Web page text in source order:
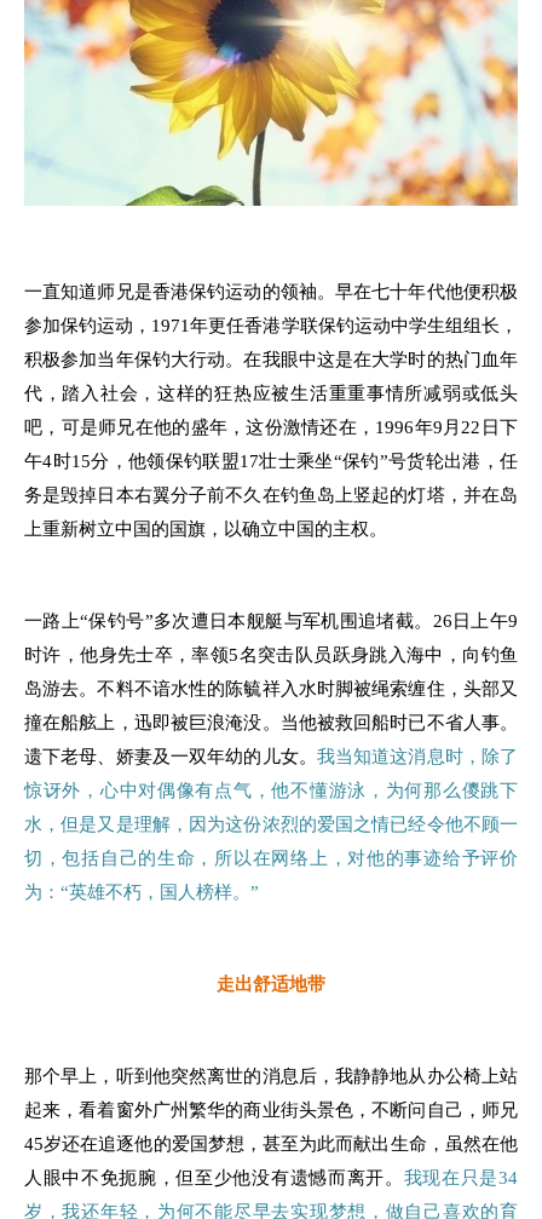
一直知道师兄是香港保钓运动的领袖。早在七十年代他便积极
参加保钓运动，1971年更任香港学联保钓运动中学生组组长，
积极参加当年保钓大行动。在我眼中这是在大学时的热门血年
代，踏入社会，这样的狂热应被生活重重事情所减弱或低头
吧，可是师兄在他的盛年，这份激情还在，1996年9月22日下
午4时15分，他领保钓联盟17壮士乘坐“保钓”号货轮出港，任
务是毁掉日本右翼分子前不久在钓鱼岛上竖起的灯塔，并在岛
上重新树立中国的国旗，以确立中国的主权。
一路上“保钓号”多次遭日本舰艇与军机围追堵截。26日上午9
时许，他身先士卒，率领5名突击队员跃身跳入海中，向钓鱼
岛游去。不料不谙水性的陈毓祥入水时脚被绳索缠住，头部又
撞在船舷上，迅即被巨浪淹没。当他被救回船时已不省人事。
遗下老母、娇妻及一双年幼的儿女。 我当知道这消息时，除了
惊讶外，心中对偶像有点气，他不懂游泳，为何那么儍跳下
水，但是又是理解，因为这份浓烈的爱国之情已经令他不顾一
切，包括自己的生命，所以在网络上，对他的事迹给予评价
为：“英雄不朽，国人榜样。”
走出舒适地带
那个早上，听到他突然离世的消息后，我静静地从办公椅上站
起来，看着窗外广州繁华的商业街头景色，不断问自己，师兄
45岁还在追逐他的爱国梦想，甚至为此而献出生命，虽然在他
人眼中不免扼腕，但至少他没有遗憾而离开。 我现在只是34
岁，我还年轻，为何不能尽早去实现梦想，做自己喜欢的育